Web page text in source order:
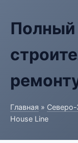
Полный
Главная »
House Line